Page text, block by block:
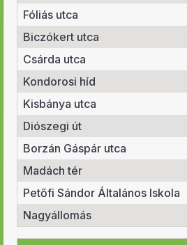
Fóliás utca
Biczókert utca
Csárda utca
Kondorosi híd
Kisbánya utca
Diószegi út
Borzán Gáspár utca
Madách tér
Petőfi Sándor Általános Iskola
Nagyállomás